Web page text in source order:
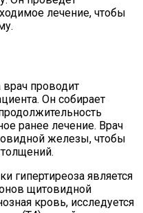
лечение, чтобы
врач проводит
Он собирает
ранее лечение. Врач
железы, чтобы
гипертиреоза является
щитовидной
кровь, исследуется